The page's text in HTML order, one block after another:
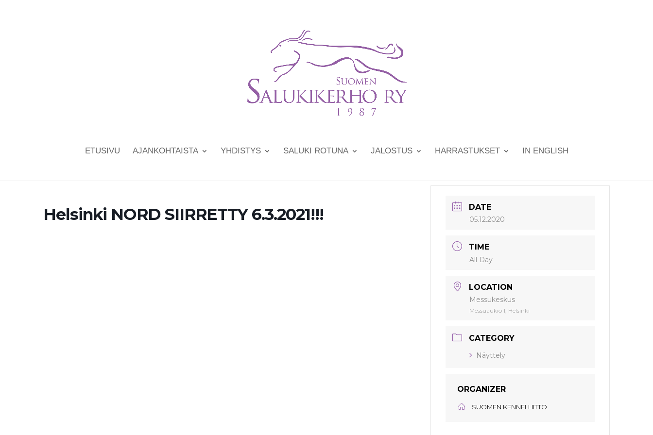
ETUSIVU AJANKOHTAISTA YHDISTYS SALUKI ROTUNA JALOSTUS HARRASTUKSET IN ENGLISH
Helsinki NORD SIIRRETTY 6.3.2021!!! DATE
05.12.2020
TIME
All Day
LOCATION
Messukeskus
Messuaukio 1, Helsinki
CATEGORY
Näyttely
ORGANIZER
SUOMEN KENNELLIITTO